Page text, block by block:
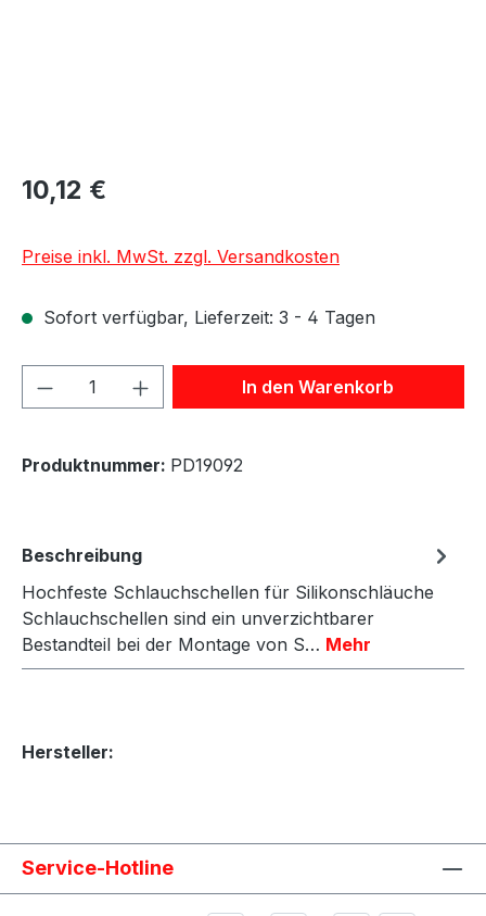
10,12 €
Preise inkl. MwSt. zzgl. Versandkosten
Sofort verfügbar, Lieferzeit: 3 - 4 Tagen
Produkt Anzahl: Gib denIn den Warenkorb
Produktnummer: PD19092
Beschreibung
Hochfeste Schlauchschellen für Silikonschläuche
Schlauchschellen sind ein unverzichtbarer
Bestandteil bei der Montage von S… Mehr
Hersteller:
Service-Hotline